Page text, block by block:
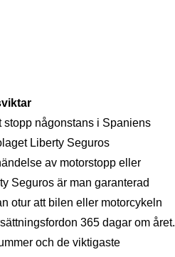
stopp någonstans i Spaniens
Liberty Seguros
av motorstopp eller
Seguros är man garanterad
otur att bilen eller motorcykeln
365 dagar om året.
och de viktigaste